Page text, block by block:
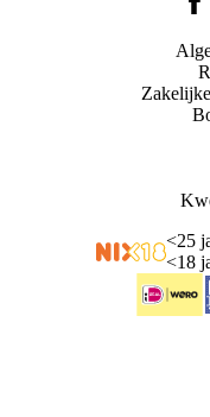
<25
<18